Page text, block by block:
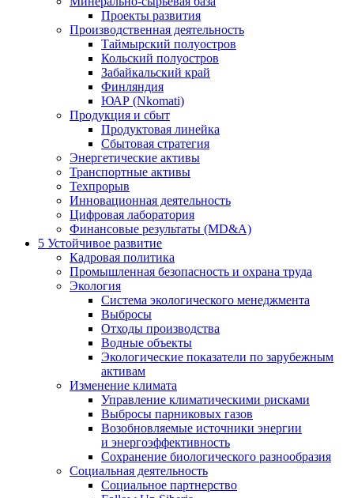
Проекты развития
Производственная деятельность
Таймырский полуостров
Кольский полуостров
Забайкальский край
Финляндия
ЮАР (Nkomati)
Продукция и сбыт
Продуктовая линейка
Сбытовая стратегия
Энергетические активы
Транспортные активы
Техпрорыв
Инновационная деятельность
Цифровая лаборатория
Финансовые результаты (MD&A)
5 Устойчивое развитие
Кадровая политика
Промышленная безопасность и охрана труда
Экология
Система экологического менеджмента
Выбросы
Отходы производства
Водные объекты
Экологические показатели по зарубежным
активам
Изменение климата
Управление климатическими рисками
Выбросы парниковых газов
Возобновляемые источники энергии
и энергоэффективность
Сохранение биологического разнообразия
Социальная деятельность
Социальное партнерство